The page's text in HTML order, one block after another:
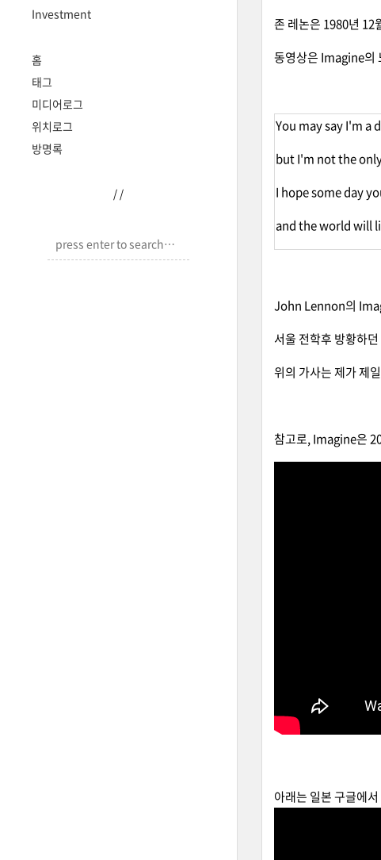
Investment
홈
태그
미디어로그
위치로그
방명록
/ /
존 레논은 1980년 12
동영상은 Imagine의
You may say I'm a
but I'm not the
I hope some day
and the world will
John Lennon의
서울 전학후 방황하
위의 가사는 제가 제
참고로, Imagine은
아래는 일본 구글에